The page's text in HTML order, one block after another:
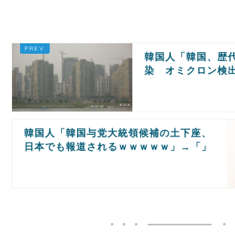
韓国人「韓国、歴
染 オミクロン検
韓国人「韓国与党大統領候補の土下座、
日本でも報道されるｗｗｗｗｗ」→「」